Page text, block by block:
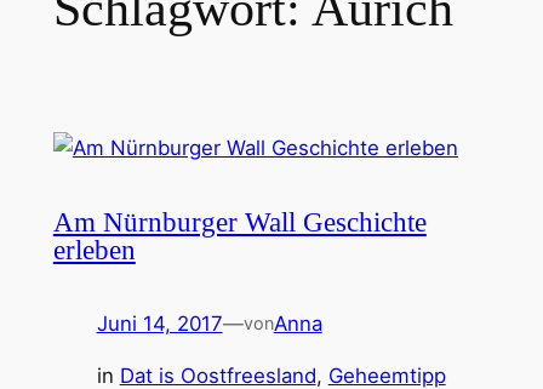
Am Nürnburger Wall Geschichte
erleben
Juni 14, 2017—vonAnna
in Dat is Oostfreesland, Geheemtipp